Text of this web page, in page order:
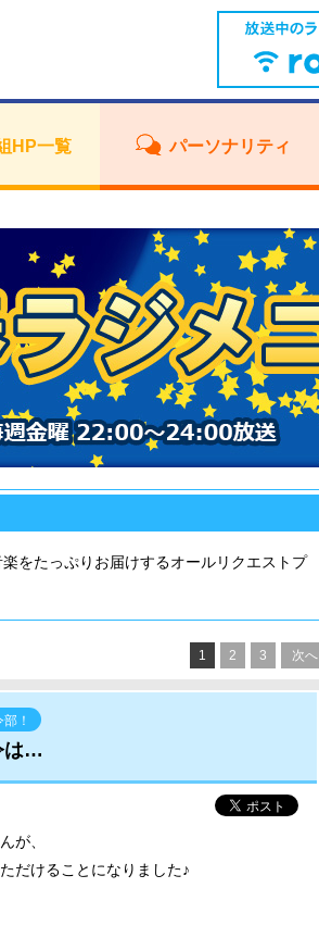
HP一覧 パーソナリティ
をたっぷりお届けするオールリクエストプ
1 2 3 次へ
！
は…
が、
だけることになりました♪